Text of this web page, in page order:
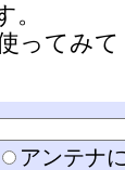
ってみ
アンテナ